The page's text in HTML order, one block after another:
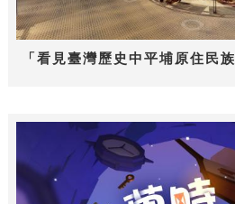
「看見臺灣歷史中平埔原住民